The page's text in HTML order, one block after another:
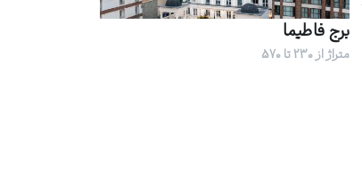
برج فاطیما
متراژ از 230 تا 570